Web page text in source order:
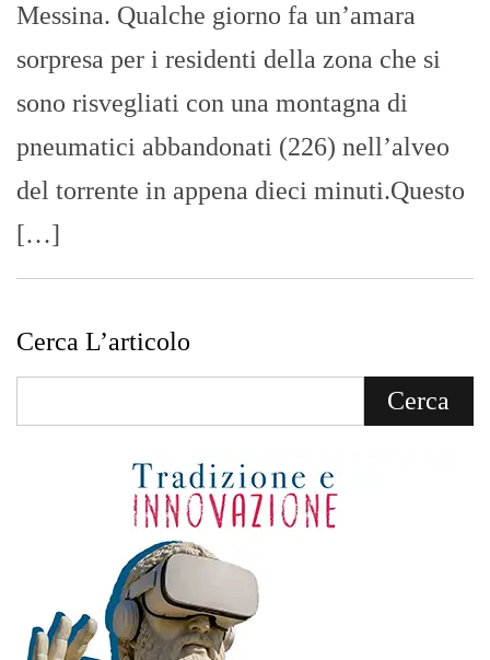
Messina. Qualche giorno fa un’amara
sorpresa per i residenti della zona che si
sono risvegliati con una montagna di
pneumatici abbandonati (226) nell’alveo
del torrente in appena dieci minuti.Questo
[…]
Cerca L’articolo